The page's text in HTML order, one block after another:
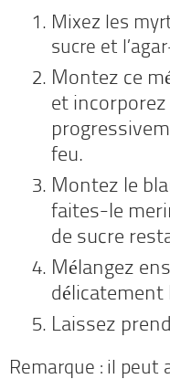
Mixez les
sucre et
Montez ce
et
feu.
Montez le
faites-le
de sucre
Mélangez
délicatement
Laissez
Remarque : il peut